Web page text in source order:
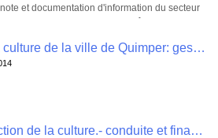
et documentation d'information du secteur
1185W Direction de la culture de la ville de Quimper: gestion des équipements culturels, établissements de conservation, salle de spectacles, conservatoire de musique, musée des beaux arts, services et politique du secteur socio-culturel, manifestations culturelles, soutien financier aux associations culturelles, mise en œuvre du contrat de ville. , 1185W/1 à 1185 W/270
Ville de Quimper, direction de la culture.- conduite et financement de projets culturels municipaux, suivi de la convention d'exploitation des salles de cinéma du Chapeau-Rouge , 996 W 1 à 996 W 32